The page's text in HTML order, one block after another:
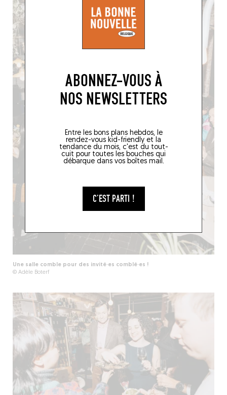
ABONNEZ-VOUS À
NOS NEWSLETTERS
Entre les bons plans hebdos, le
rendez-vous kid-friendly et la
tendance du mois, c'est du tout-
cuit pour toutes les bouches qui
débarque dans vos boîtes mail.
C'EST PARTI !
Une salle comble pour des invité·es comblé·es !
© Adèle Boterf